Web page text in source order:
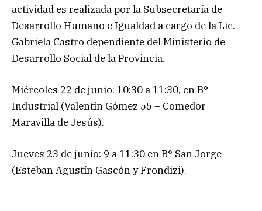
actividad es realizada por la Subsecretaría de
Desarrollo Humano e Igualdad a cargo de la Lic.
Gabriela Castro dependiente del Ministerio de
Desarrollo Social de la Provincia.
Miércoles 22 de junio: 10:30 a 11:30, en B°
Industrial (Valentín Gómez 55 – Comedor
Maravilla de Jesús).
Jueves 23 de junio: 9 a 11:30 en B° San Jorge
(Esteban Agustín Gascón y Frondizi).